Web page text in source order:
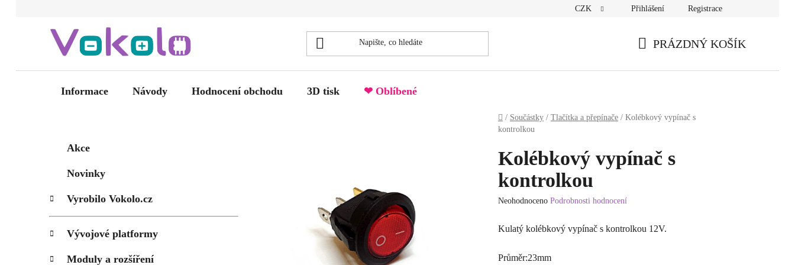
CZK Přihlášení Registrace
PRÁZDNÝ KOŠÍK
Informace Návody Hodnocení obchodu 3D tisk ❤ Oblíbené
Domů
/ Součástky / Tlačítka a přepínače / Kolébkový vypínač s
kontrolkou
r
a
n
kategorie
g
o
r
i
Akce
Novinky
Vyrobilo Vokolo.cz
Vývojové platformy
Moduly a rozšíření
Kolébkový vypínač s
kontrolkou
Průměrné
produktu
0.0
Neohodnoceno Podrobnosti hodnocení
Kulatý kolébkový vypínač s kontrolkou 12V.
Průměr:23mm